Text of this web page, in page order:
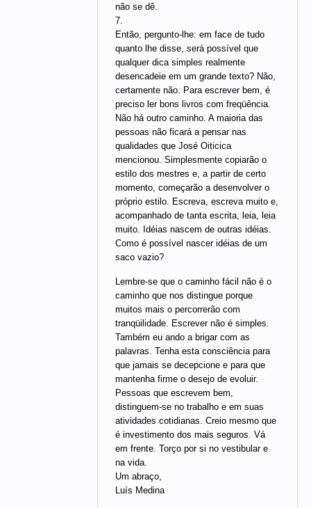
não se dê.
7.
Então, pergunto-lhe: em face de tudo
quanto lhe disse, será possível que
qualquer dica simples realmente
desencadeie em um grande texto? Não,
certamente não. Para escrever bem, é
preciso ler bons livros com freqüência.
Não há outro caminho. A maioria das
pessoas não ficará a pensar nas
qualidades que José Oiticica
mencionou. Simplesmente copiarão o
estilo dos mestres e, a partir de certo
momento, começarão a desenvolver o
próprio estilo. Escreva, escreva muito e,
acompanhado de tanta escrita, leia, leia
muito. Idéias nascem de outras idéias.
Como é possível nascer idéias de um
saco vazio?
Lembre-se que o caminho fácil não é o
caminho que nos distingue porque
muitos mais o percorrerão com
tranqüilidade. Escrever não é simples.
Também eu ando a brigar com as
palavras. Tenha esta consciência para
que jamais se decepcione e para que
mantenha firme o desejo de evoluir.
Pessoas que escrevem bem,
distinguem-se no trabalho e em suas
atividades cotidianas. Creio mesmo que
é investimento dos mais seguros. Vá
em frente. Torço por si no vestibular e
na vida.
Um abraço,
Luís Medina